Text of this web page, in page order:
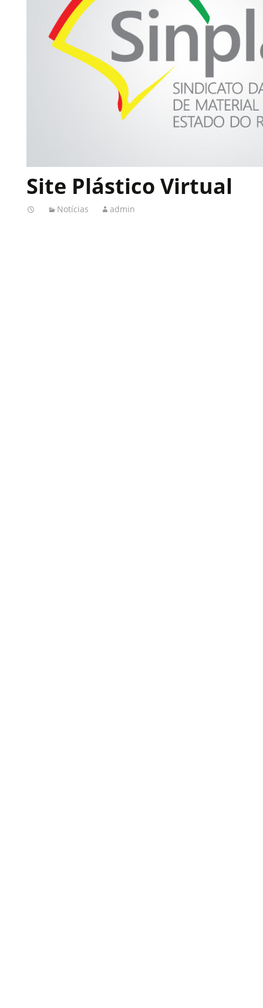
Site Plástico Virtual
Notícias admin